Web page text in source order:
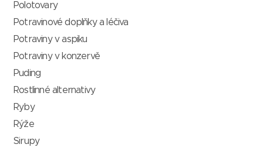
Polotovary
Potravinové doplňky a léčiva
Potraviny v aspiku
Potraviny v konzervě
Puding
Rostlinné alternativy
Ryby
Rýže
Sirupy